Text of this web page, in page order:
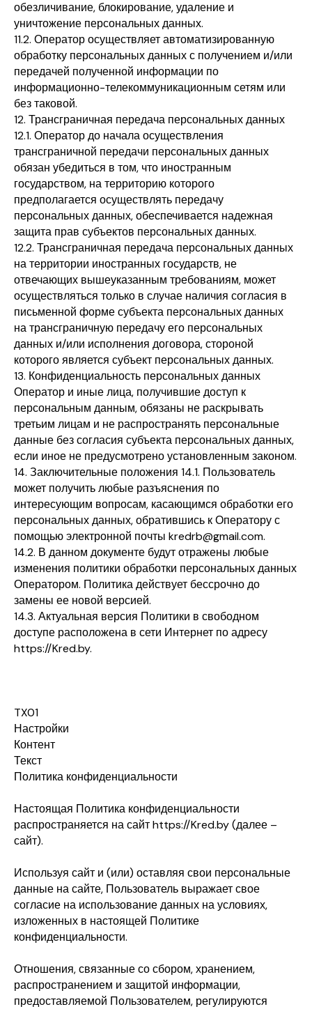
обезличивание, блокирование, удаление и
уничтожение персональных данных.
11.2. Оператор осуществляет автоматизированную
обработку персональных данных с получением и/или
передачей полученной информации по
информационно-телекоммуникационным сетям или
без таковой.
12. Трансграничная передача персональных данных
12.1. Оператор до начала осуществления
трансграничной передачи персональных данных
обязан убедиться в том, что иностранным
государством, на территорию которого
предполагается осуществлять передачу
персональных данных, обеспечивается надежная
защита прав субъектов персональных данных.
12.2. Трансграничная передача персональных данных
на территории иностранных государств, не
отвечающих вышеуказанным требованиям, может
осуществляться только в случае наличия согласия в
письменной форме субъекта персональных данных
на трансграничную передачу его персональных
данных и/или исполнения договора, стороной
которого является субъект персональных данных.
13. Конфиденциальность персональных данных
Оператор и иные лица, получившие доступ к
персональным данным, обязаны не раскрывать
третьим лицам и не распространять персональные
данные без согласия субъекта персональных данных,
если иное не предусмотрено установленным законом.
14. Заключительные положения 14.1. Пользователь
может получить любые разъяснения по
интересующим вопросам, касающимся обработки его
персональных данных, обратившись к Оператору с
помощью электронной почты kredrb@gmail.com.
14.2. В данном документе будут отражены любые
изменения политики обработки персональных данных
Оператором. Политика действует бессрочно до
замены ее новой версией.
14.3. Актуальная версия Политики в свободном
доступе расположена в сети Интернет по адресу
https://Kred.by.
TX01
Настройки
Контент
Текст
Политика конфиденциальности
Настоящая Политика конфиденциальности
распространяется на сайт https://Kred.by (далее –
сайт).
Используя сайт и (или) оставляя свои персональные
данные на сайте, Пользователь выражает свое
согласие на использование данных на условиях,
изложенных в настоящей Политике
конфиденциальности.
Отношения, связанные со сбором, хранением,
распространением и защитой информации,
предоставляемой Пользователем, регулируются